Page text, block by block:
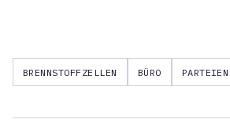
BRENNSTOFFZELLEN BÜRO PARTEIEN